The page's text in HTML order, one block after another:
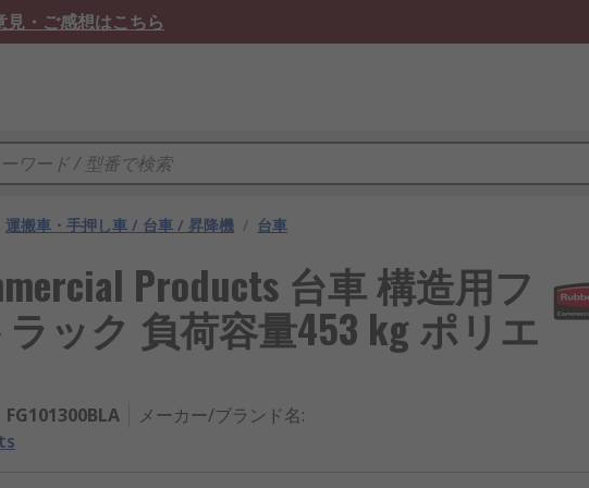
見・ご感想はこちら
運搬車・手押し車 / 台車 / 昇降機 / 台車
Products 台車 構造用フ
ック 負荷容量453 kg ポリエ
FG101300BLA メーカー/ブランド名: